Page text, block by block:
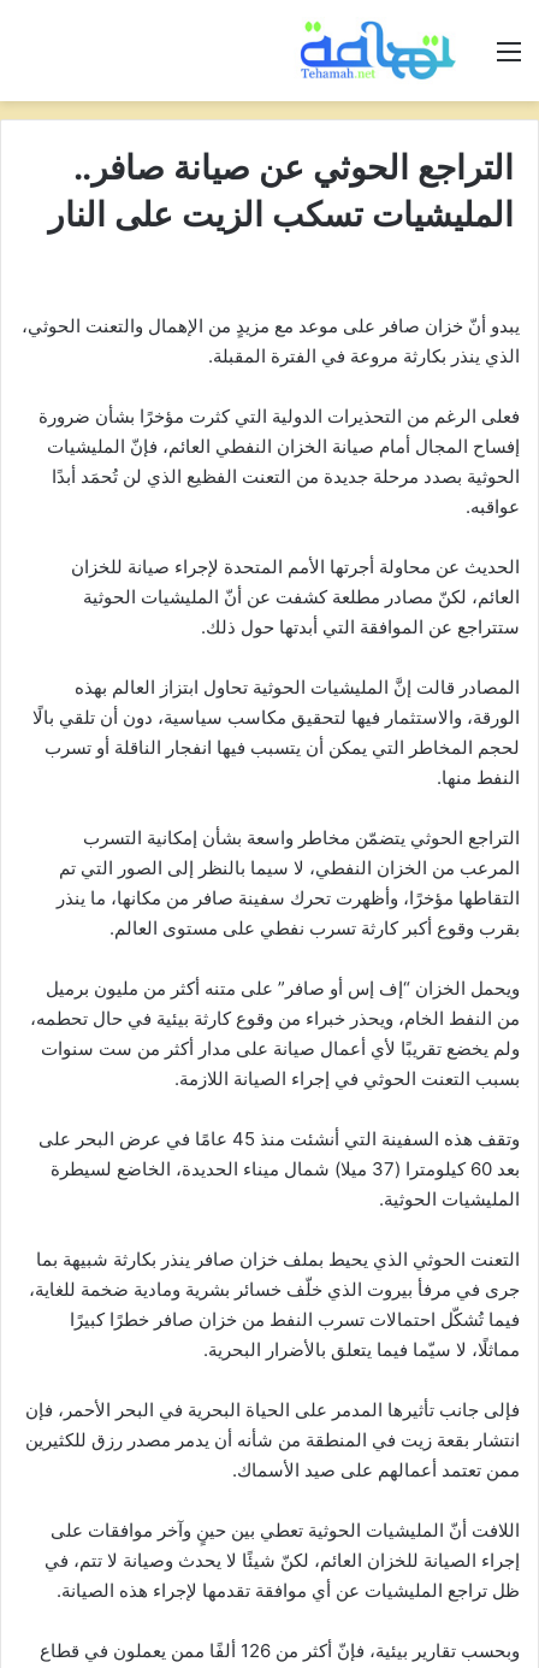
القائمة
التراجع الحوثي عن صيانة صافر..
المليشيات تسكب الزيت على النار
يبدو أنّ خزان صافر على موعد مع مزيدٍ من الإهمال والتعنت الحوثي،
الذي ينذر بكارثة مروعة في الفترة المقبلة.
فعلى الرغم من التحذيرات الدولية التي كثرت مؤخرًا بشأن ضرورة
إفساح المجال أمام صيانة الخزان النفطي العائم، فإنّ المليشيات
الحوثية بصدد مرحلة جديدة من التعنت الفظيع الذي لن تُحمَد أبدًا
عواقبه.
الحديث عن محاولة أجرتها الأمم المتحدة لإجراء صيانة للخزان
العائم، لكنّ مصادر مطلعة كشفت عن أنّ المليشيات الحوثية
ستتراجع عن الموافقة التي أبدتها حول ذلك.
المصادر قالت إنَّ المليشيات الحوثية تحاول ابتزاز العالم بهذه
الورقة، والاستثمار فيها لتحقيق مكاسب سياسية، دون أن تلقي بالًا
لحجم المخاطر التي يمكن أن يتسبب فيها انفجار الناقلة أو تسرب
النفط منها.
التراجع الحوثي يتضمّن مخاطر واسعة بشأن إمكانية التسرب
المرعب من الخزان النفطي، لا سيما بالنظر إلى الصور التي تم
التقاطها مؤخرًا، وأظهرت تحرك سفينة صافر من مكانها، ما ينذر
بقرب وقوع أكبر كارثة تسرب نفطي على مستوى العالم.
ويحمل الخزان “إف إس أو صافر” على متنه أكثر من مليون برميل
من النفط الخام، ويحذر خبراء من وقوع كارثة بيئية في حال تحطمه،
ولم يخضع تقريبًا لأي أعمال صيانة على مدار أكثر من ست سنوات
بسبب التعنت الحوثي في إجراء الصيانة اللازمة.
وتقف هذه السفينة التي أنشئت منذ 45 عامًا في عرض البحر على
بعد 60 كيلومترا (37 ميلا) شمال ميناء الحديدة، الخاضع لسيطرة
المليشيات الحوثية.
التعنت الحوثي الذي يحيط بملف خزان صافر ينذر بكارثة شبيهة بما
جرى في مرفأ بيروت الذي خلّف خسائر بشرية ومادية ضخمة للغاية،
فيما تُشكّل احتمالات تسرب النفط من خزان صافر خطرًا كبيرًا
مماثلًا، لا سيّما فيما يتعلق بالأضرار البحرية.
فإلى جانب تأثيرها المدمر على الحياة البحرية في البحر الأحمر، فإن
انتشار بقعة زيت في المنطقة من شأنه أن يدمر مصدر رزق للكثيرين
ممن تعتمد أعمالهم على صيد الأسماك.
اللافت أنّ المليشيات الحوثية تعطي بين حينٍ وآخر موافقات على
إجراء الصيانة للخزان العائم، لكنّ شيئًا لا يحدث وصيانة لا تتم، في
ظل تراجع المليشيات عن أي موافقة تقدمها لإجراء هذه الصيانة.
وبحسب تقارير بيئية، فإنّ أكثر من 126 ألفًا ممن يعملون في قطاع